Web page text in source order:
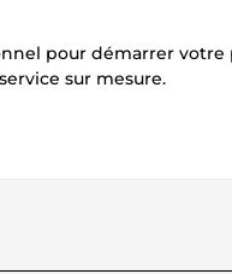
pour démarrer votre
sur mesure.